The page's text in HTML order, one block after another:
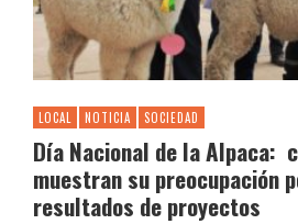
LOCAL NOTICIA SOCIEDAD
Día Nacional de la Alpaca:
muestran su preocupación
resultados de proyectos